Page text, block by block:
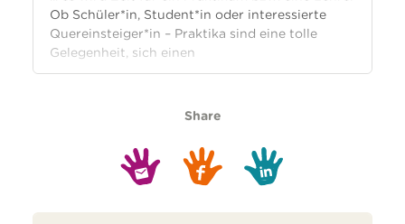
Ob Schüler*in, Student*in oder interessierte
Quereinsteiger*in – Praktika sind eine tolle
Gelegenheit, sich einen
Share